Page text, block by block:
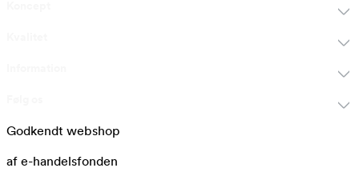
Godkendt webshop
af e-handelsfonden